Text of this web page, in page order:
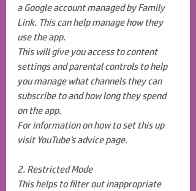
a Google account managed by Family
Link. This can help manage how they
use the app.
This will give you access to content
settings and parental controls to help
you manage what channels they can
subscribe to and how long they spend
on the app.
For information on how to set this up
visit YouTube’s advice page.
2. Restricted Mode
This helps to filter out inappropriate